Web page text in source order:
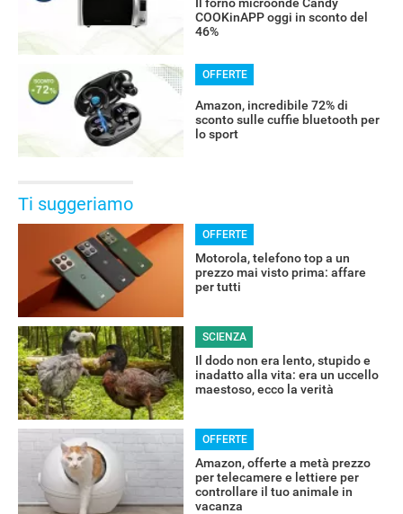
COOKinAPP oggi in sconto del
46%
OFFERTE
Amazon, incredibile 72% di
sconto sulle cuffie bluetooth per
lo sport
Ti suggeriamo
OFFERTE
Motorola, telefono top a un
prezzo mai visto prima: affare
per tutti
SCIENZA
Il dodo non era lento, stupido e
inadatto alla vita: era un uccello
maestoso, ecco la verità
OFFERTE
Amazon, offerte a metà prezzo
per telecamere e lettiere per
controllare il tuo animale in
vacanza